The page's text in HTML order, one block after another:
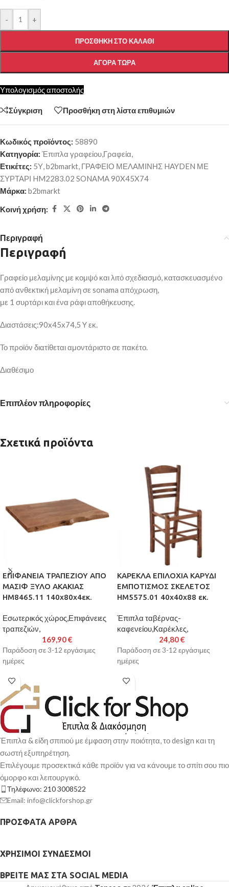
- +
ΠΡΟΣΘΉΚΗ ΣΤΟ ΚΑΛΆΘΙ
ΑΓΟΡΆ ΤΏΡΑ
Υπολογισμός αποστολής
Σύγκριση Προσθήκη στη λίστα επιθυμιών
Κωδικός προϊόντος: 58890
Κατηγορία: Έπιπλα γραφείου,Γραφεία,
Ετικέτες: 5Υ,b2bmarkt, ΓΡΑΦΕΙΟ ΜΕΛΑΜΙΝΗΣ HAYDEN ΜΕ
ΣΥΡΤΑΡΙ HM2283.02 SONAMA 90X45X74
Μάρκα: b2bmarkt
Κοινή χρήση:
Περιγραφή
Περιγραφή
Γραφείο μελαμίνης με κομψό και λιτό σχεδιασμό, κατασκευασμένο
από ανθεκτική μελαμίνη σε sonama απόχρωση,
με 1 συρτάρι και ένα ράφι αποθήκευσης.
Διαστάσεις:90x45x74,5 Y εκ.
Το προϊόν διατίθεται αμοντάριστο σε πακέτο.
Διαθέσιμο
Επιπλέον πληροφορίες
Σχετικά προϊόντα
ΕΠΙΦΑΝΕΙΑ ΤΡΑΠΕΖΙΟΥ ΑΠΟ
ΜΑΣΙΦ ΞΥΛΟ ΑΚΑΚΙΑΣ
HM8465.11 140x80x4εκ.
Εσωτερικός χώρος,Επιφάνειες
τραπεζιών,
169,90€
Παράδοση σε 3-12 εργάσιμες
ημέρες
ΚΑΡΕΚΛΑ ΕΠΙΛΟΧΙΑ ΚΑΡΥΔΙ
ΕΜΠΟΤΙΣΜΟΣ ΣΚΕΛΕΤΟΣ
HM5575.01 40x40x88 εκ.
Έπιπλα ταβέρνας-
καφενείου,Καρέκλες,
24,80€
Παράδοση σε 3-12 εργάσιμες
ημέρες
Έπιπλα & είδη σπιτιού με έμφαση στην ποιότητα, το design και τη
σωστή εξυπηρέτηση.
Επιλέγουμε προσεκτικά κάθε προϊόν για να κάνουμε το σπίτι σου πιο
όμορφο και λειτουργικό.
Τηλέφωνο: 210 3008522
Email: info@clickforshop.gr
ΠΡΌΣΦΑΤΑ ΆΡΘΡΑ
ΧΡΉΣΙΜΟΙ ΣΎΝΔΕΣΜΟΙ
ΒΡΕΊΤΕ ΜΑΣ ΣΤΑ SOCIAL MEDIA